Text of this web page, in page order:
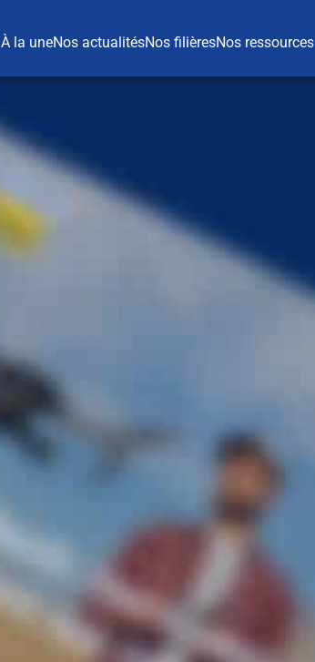
À la uneNos actualitésNos filièresNos ressources